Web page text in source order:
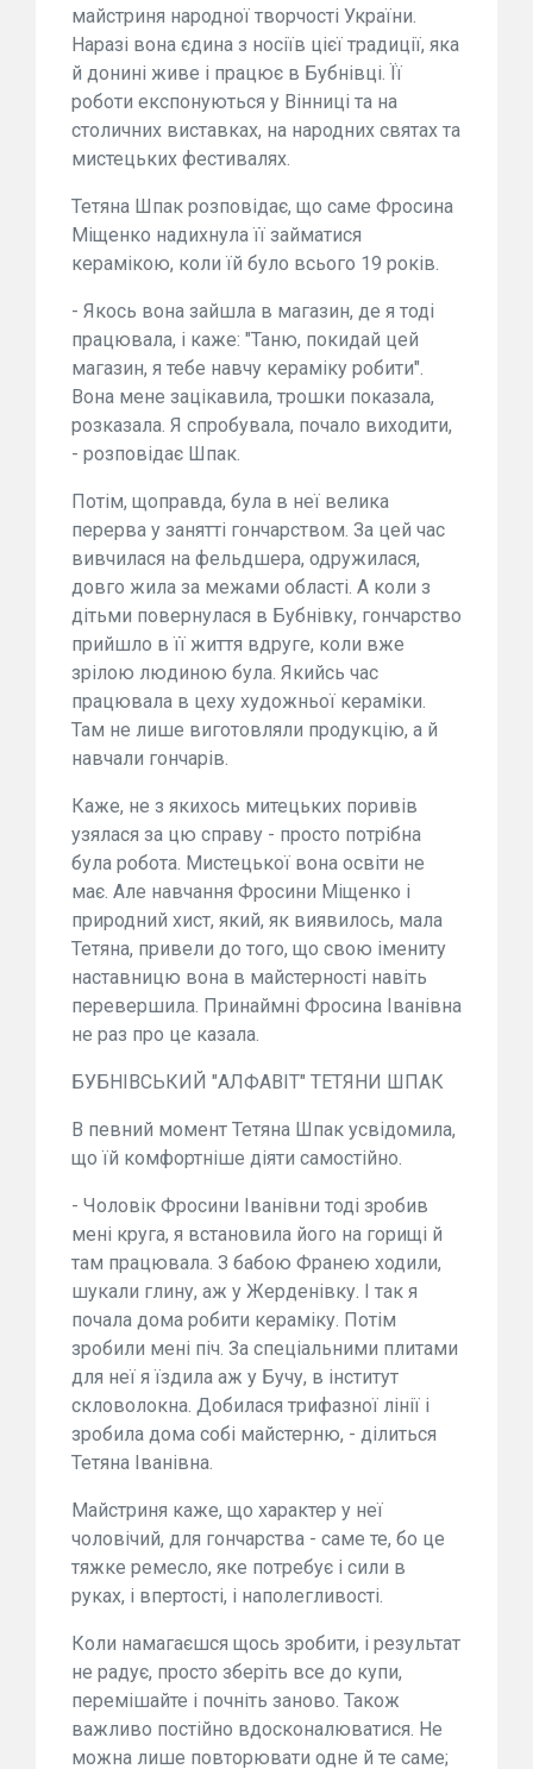
майстриня народної творчості України.
Наразі вона єдина з носіїв цієї традиції, яка
й донині живе і працює в Бубнівці. Її
роботи експонуються у Вінниці та на
столичних виставках, на народних святах та
мистецьких фестивалях.
Тетяна Шпак розповідає, що саме Фросина
Міщенко надихнула її займатися
керамікою, коли їй було всього 19 років.
- Якось вона зайшла в магазин, де я тоді
працювала, і каже: "Таню, покидай цей
магазин, я тебе навчу кераміку робити".
Вона мене зацікавила, трошки показала,
розказала. Я спробувала, почало виходити,
- розповідає Шпак.
Потім, щоправда, була в неї велика
перерва у занятті гончарством. За цей час
вивчилася на фельдшера, одружилася,
довго жила за межами області. А коли з
дітьми повернулася в Бубнівку, гончарство
прийшло в її життя вдруге, коли вже
зрілою людиною була. Якийсь час
працювала в цеху художньої кераміки.
Там не лише виготовляли продукцію, а й
навчали гончарів.
Каже, не з якихось митецьких поривів
узялася за цю справу - просто потрібна
була робота. Мистецької вона освіти не
має. Але навчання Фросини Міщенко і
природний хист, який, як виявилось, мала
Тетяна, привели до того, що свою імениту
наставницю вона в майстерності навіть
перевершила. Принаймні Фросина Іванівна
не раз про це казала.
БУБНІВСЬКИЙ "АЛФАВІТ" ТЕТЯНИ ШПАК
В певний момент Тетяна Шпак усвідомила,
що їй комфортніше діяти самостійно.
- Чоловік Фросини Іванівни тоді зробив
мені круга, я встановила його на горищі й
там працювала. З бабою Франею ходили,
шукали глину, аж у Жерденівку. І так я
почала дома робити кераміку. Потім
зробили мені піч. За спеціальними плитами
для неї я їздила аж у Бучу, в інститут
скловолокна. Добилася трифазної лінії і
зробила дома собі майстерню, - ділиться
Тетяна Іванівна.
Майстриня каже, що характер у неї
чоловічий, для гончарства - саме те, бо це
тяжке ремесло, яке потребує і сили в
руках, і впертості, і наполегливості.
Коли намагаєшся щось зробити, і результат
не радує, просто зберіть все до купи,
перемішайте і почніть заново. Також
важливо постійно вдосконалюватися. Не
можна лише повторювати одне й те саме;